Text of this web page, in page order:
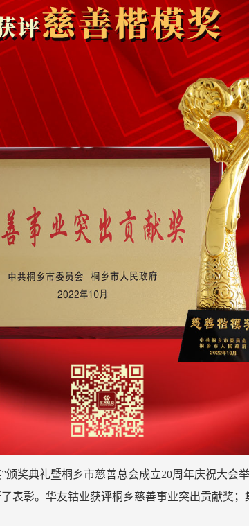
颁奖典礼暨桐乡市慈善总会成立20周年庆祝大会
表彰。华友钴业获评桐乡慈善事业突出贡献奖；